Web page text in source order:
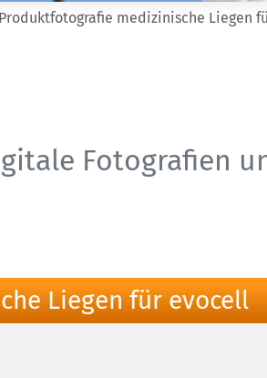
Produktfotografie medizinische Liegen
Fotografien
Liegen für evocell